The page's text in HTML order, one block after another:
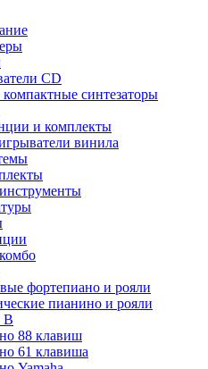
CD
синтезаторы
и комплекты
винила
фортепиано и рояли
пианино и рояли
B
88 клавиш
61 клавиша